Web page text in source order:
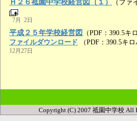
（ファ
7月 2日
平成２５年学校経営図
（PDF：390.5キ
ファイルダウンロード （PDF：390.5キロ
12月27日
Copyright (C) 2007 祗園中学校 All